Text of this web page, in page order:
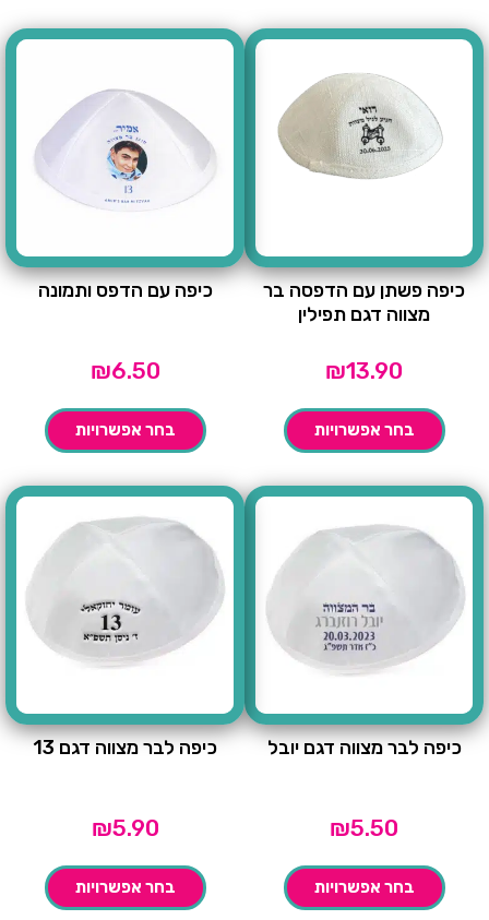
כיפה פשתן עם הדפסה בר
מצווה דגם תפילין
₪13.90
בחר אפשרויות
כיפה עם הדפס ותמונה
₪6.50
בחר אפשרויות
כיפה לבר מצווה דגם יובל
₪5.50
בחר אפשרויות
כיפה לבר מצווה דגם 13
₪5.90
בחר אפשרויות